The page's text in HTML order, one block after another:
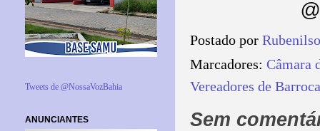
Postado por
Marcadores: Câmara
Vereadores de
Sem
Tweets de @NossaVozBahia
ANUNCIANTES